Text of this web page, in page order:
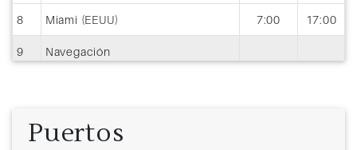
8 Miami (EEUU) 7:00 17:00
9 Navegación
Puertos